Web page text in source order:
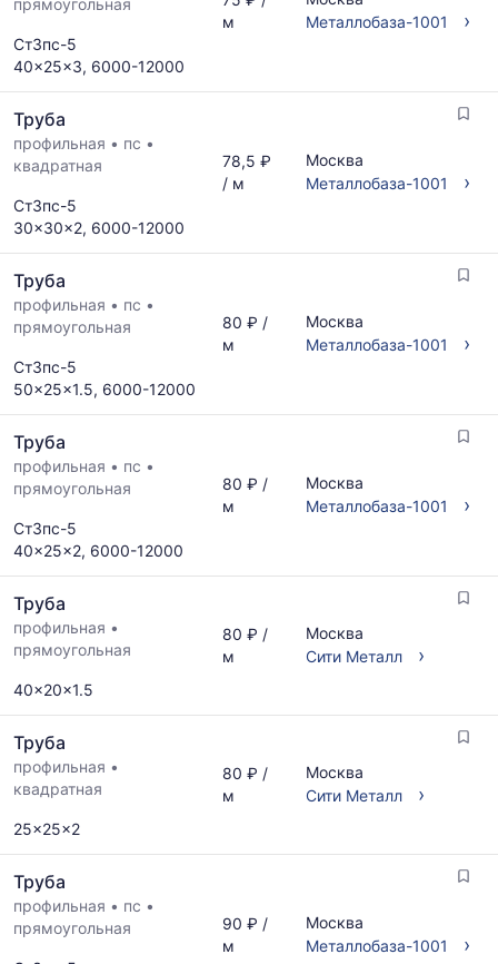
по
предложениям
и
обновляется
по
мере
обновления
листов.
прямоугольная
Ст3пс-5
40x25x3, 6000-12000
м
Металлобаза-1001
›
Труба
профильная • пс •
квадратная
Ст3пс-5
30x30x2, 6000-12000
78,5 ₽
/ м
Москва
Металлобаза-1001
›
Труба
профильная • пс •
прямоугольная
Ст3пс-5
50x25x1.5, 6000-12000
80 ₽ /
м
Москва
Металлобаза-1001
›
Труба
профильная • пс •
прямоугольная
Ст3пс-5
40x25x2, 6000-12000
80 ₽ /
м
Москва
Металлобаза-1001
›
Труба
профильная •
прямоугольная
40x20x1.5
80 ₽ /
м
Москва
Сити Металл
›
Труба
профильная •
квадратная
25x25x2
80 ₽ /
м
Москва
Сити Металл
›
Труба
профильная • пс •
прямоугольная
90 ₽ /
м
Москва
Металлобаза-1001
›